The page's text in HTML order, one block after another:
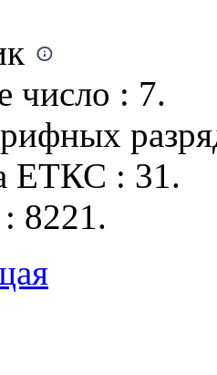
число : 7.
ЕТКС : 31.
8221.